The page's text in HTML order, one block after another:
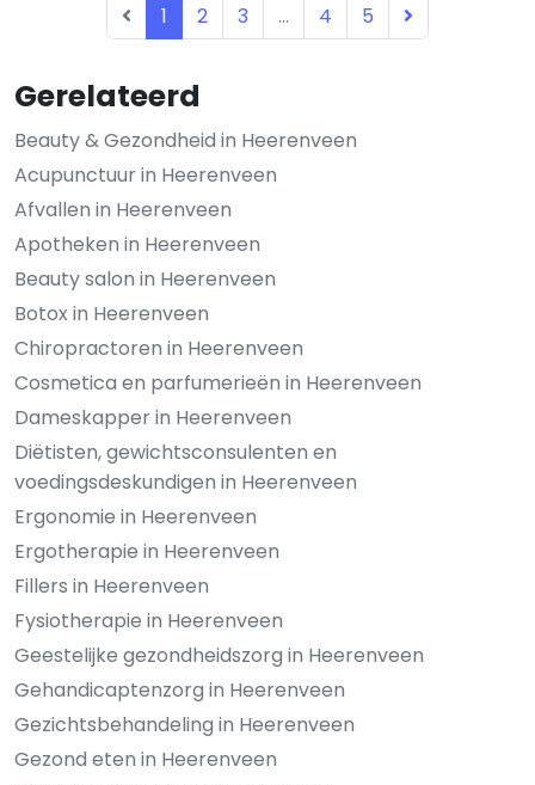
Gerelateerd
Beauty & Gezondheid in Heerenveen
Acupunctuur in Heerenveen
Afvallen in Heerenveen
Apotheken in Heerenveen
Beauty salon in Heerenveen
Botox in Heerenveen
Chiropractoren in Heerenveen
Cosmetica en parfumerieën in Heerenveen
Dameskapper in Heerenveen
Diëtisten, gewichtsconsulenten en
voedingsdeskundigen in Heerenveen
Ergonomie in Heerenveen
Ergotherapie in Heerenveen
Fillers in Heerenveen
Fysiotherapie in Heerenveen
Geestelijke gezondheidszorg in Heerenveen
Gehandicaptenzorg in Heerenveen
Gezichtsbehandeling in Heerenveen
Gezond eten in Heerenveen
1 2 3 ... 4 5